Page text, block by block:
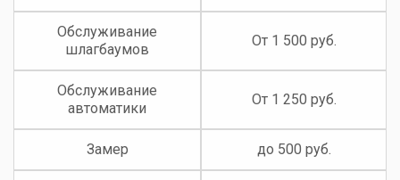
Обслуживание
шлагбаумов
От 1 500 руб.
Обслуживание
автоматики
От 1 250 руб.
Замер до 500 руб.